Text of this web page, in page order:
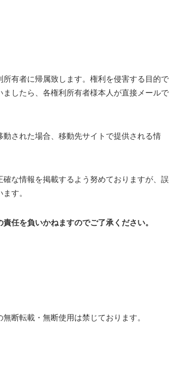
有者に帰属致します。権利を侵害する目的で
したら、各権利所有者様本人が直接メールで
された場合、移動先サイトで提供される情
な情報を掲載するよう努めておりますが、誤
す。
任を負いかねますのでご了承ください。
断転載・無断使用は禁じております。